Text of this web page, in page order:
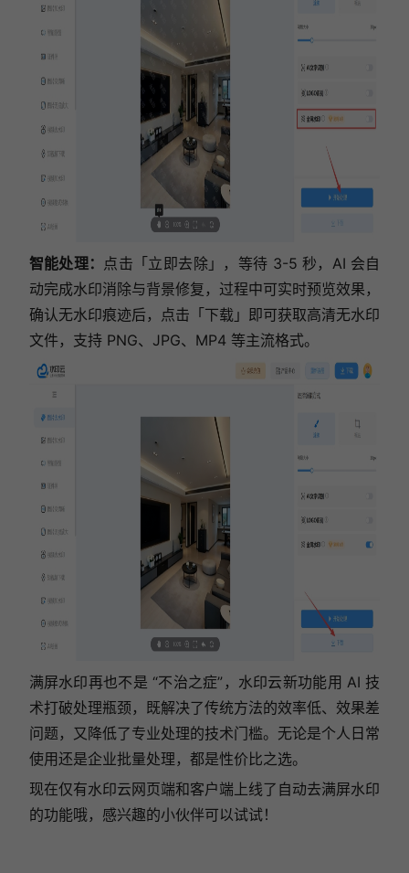
智能处理： 点击「立即去除」，等待 3-5 秒，AI 会自
动完成水印消除与背景修复，过程中可实时预览效果，
确认无水印痕迹后，点击「下载」即可获取高清无水印
文件，支持 PNG、JPG、MP4 等主流格式。
满屏水印再也不是 “不治之症”，水印云新功能用 AI 技
术打破处理瓶颈，既解决了传统方法的效率低、效果差
问题，又降低了专业处理的技术门槛。无论是个人日常
使用还是企业批量处理，都是性价比之选。
现在仅有水印云网页端和客户端上线了自动去满屏水印
的功能哦，感兴趣的小伙伴可以试试！